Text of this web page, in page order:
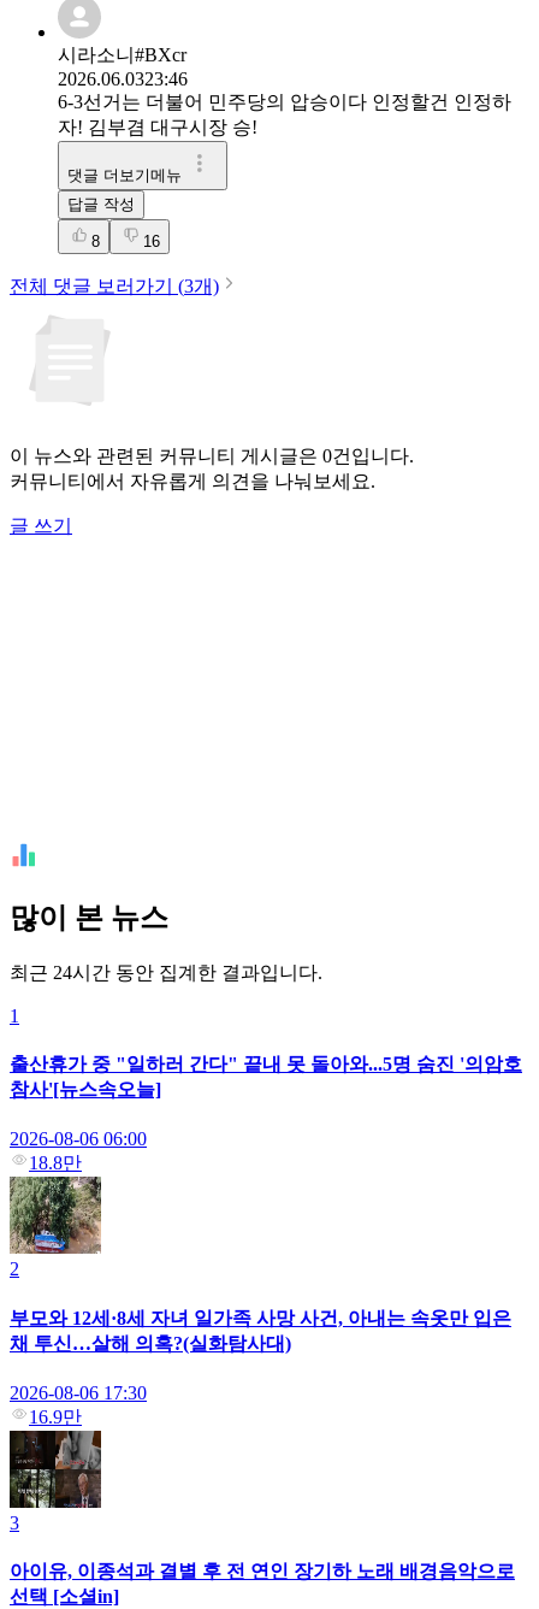
시라소니#BXcr
2026.06.0323:46
6-3선거는 더불어 민주당의 압승이다 인정할건 인정하
자! 김부겸 대구시장 승!
댓글 더보기메뉴
답글 작성
8 16
전체 댓글 보러가기 (3개)
이 뉴스와 관련된 커뮤니티 게시글은 0건입니다.
커뮤니티에서 자유롭게 의견을 나눠보세요.
글 쓰기
많이 본 뉴스
최근 24시간 동안 집계한 결과입니다.
1
출산휴가 중 "일하러 간다" 끝내 못 돌아와...5명 숨진 '의암호
참사'[뉴스속오늘]
2026-08-06 06:00
18.8만
2
부모와 12세·8세 자녀 일가족 사망 사건, 아내는 속옷만 입은
채 투신…살해 의혹?(실화탐사대)
2026-08-06 17:30
16.9만
3
아이유, 이종석과 결별 후 전 연인 장기하 노래 배경음악으로
선택 [소셜in]